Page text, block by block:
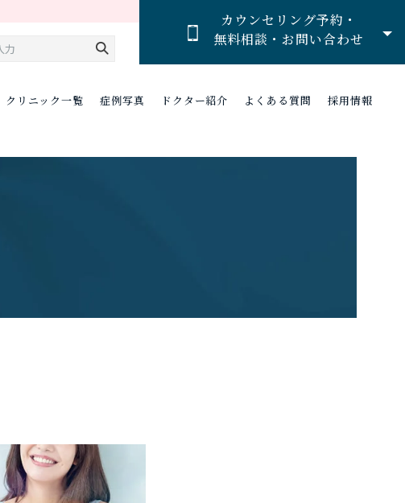
カウンセリング予約・
無料相談・お問い合わせ
クリニック一覧 症例写真 ドクター紹介 よくある質問 採用情報